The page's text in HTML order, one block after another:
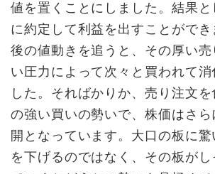
値を置くことにしました。結果と
に約定して利益を出すことがで
後の値動きを追うと、その厚い
い圧力によって次々と買われて消
した。そればかりか、売り注文
の強い買いの勢いで、株価はさ
開となっています。大口の板に
を下げるのではなく、その板が